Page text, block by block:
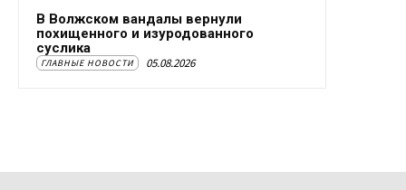
В Волжском вандалы вернули
похищенного и изуродованного
суслика
ГЛАВНЫЕ НОВОСТИ 05.08.2026